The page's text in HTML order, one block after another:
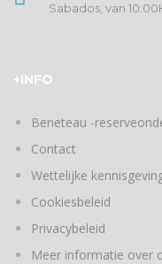
Sabados, van
+INFO
Beneteau -
Contact
Wettelijke
Cookiesbeleid
Privacybeleid
Meer informatie over